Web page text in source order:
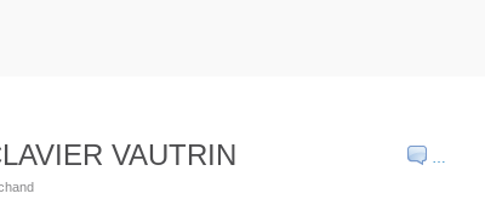
…
VAUTRIN